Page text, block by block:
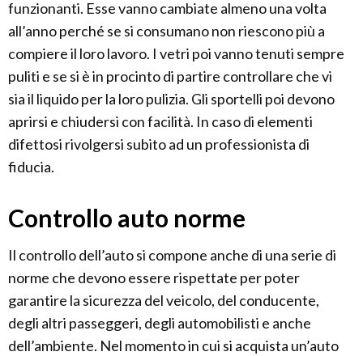
funzionanti. Esse vanno cambiate almeno una volta
all’anno perché se si consumano non riescono più a
compiere il loro lavoro. I vetri poi vanno tenuti sempre
puliti e se si è in procinto di partire controllare che vi
sia il liquido per la loro pulizia. Gli sportelli poi devono
aprirsi e chiudersi con facilità. In caso di elementi
difettosi rivolgersi subito ad un professionista di
fiducia.
Controllo auto norme
Il controllo dell’auto si compone anche di una serie di
norme che devono essere rispettate per poter
garantire la sicurezza del veicolo, del conducente,
degli altri passeggeri, degli automobilisti e anche
dell’ambiente. Nel momento in cui si acquista un’auto